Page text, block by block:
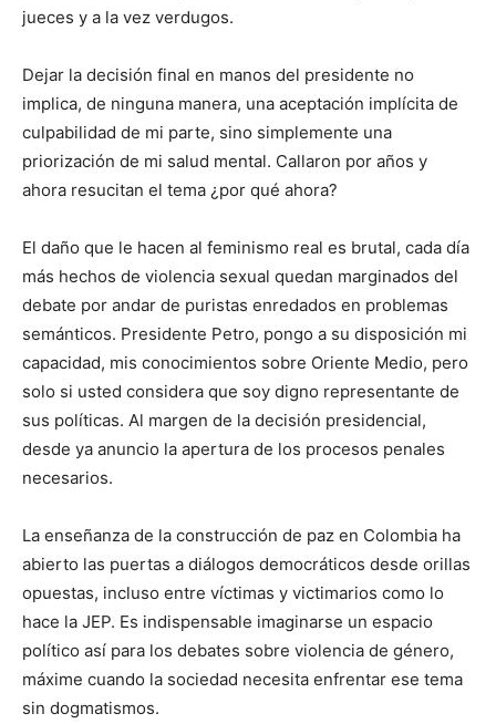
jueces y a la vez verdugos.
Dejar la decisión final en manos del presidente no
implica, de ninguna manera, una aceptación implícita de
culpabilidad de mi parte, sino simplemente una
priorización de mi salud mental. Callaron por años y
ahora resucitan el tema ¿por qué ahora?
El daño que le hacen al feminismo real es brutal, cada día
más hechos de violencia sexual quedan marginados del
debate por andar de puristas enredados en problemas
semánticos. Presidente Petro, pongo a su disposición mi
capacidad, mis conocimientos sobre Oriente Medio, pero
solo si usted considera que soy digno representante de
sus políticas. Al margen de la decisión presidencial,
desde ya anuncio la apertura de los procesos penales
necesarios.
La enseñanza de la construcción de paz en Colombia ha
abierto las puertas a diálogos democráticos desde orillas
opuestas, incluso entre víctimas y victimarios como lo
hace la JEP. Es indispensable imaginarse un espacio
político así para los debates sobre violencia de género,
máxime cuando la sociedad necesita enfrentar ese tema
sin dogmatismos.